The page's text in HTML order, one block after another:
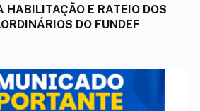
HABILITAÇÃO E RATEIO DOS
DO FUNDEF